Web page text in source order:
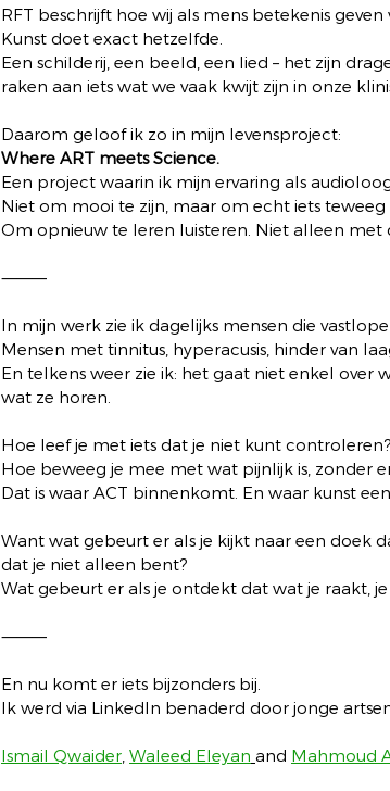
RFT beschrijft hoe wij als mens betekenis
Kunst doet exact hetzelfde.
Een schilderij, een beeld, een lied – het zijn
raken aan iets wat we vaak kwijt zijn in onze
Daarom geloof ik zo in mijn levensproject:
Where ART meets Science.
Een project waarin ik mijn ervaring als
Niet om mooi te zijn, maar om echt iets teweeg
Om opnieuw te leren luisteren. Niet alleen met
⸻
In mijn werk zie ik dagelijks mensen die
Mensen met tinnitus, hyperacusis, hinder van
En telkens weer zie ik: het gaat niet enkel over
wat ze horen.
Hoe leef je met iets dat je niet kunt controleren?
Hoe beweeg je mee met wat pijnlijk is, zonder
Dat is waar ACT binnenkomt. En waar kunst
Want wat gebeurt er als je kijkt naar een doek
dat je niet alleen bent?
Wat gebeurt er als je ontdekt dat wat je raakt,
⸻
En nu komt er iets bijzonders bij.
Ik werd via LinkedIn benaderd door jonge artsen
Ismail Qwaider Waleed Eleyan and Mahmoud